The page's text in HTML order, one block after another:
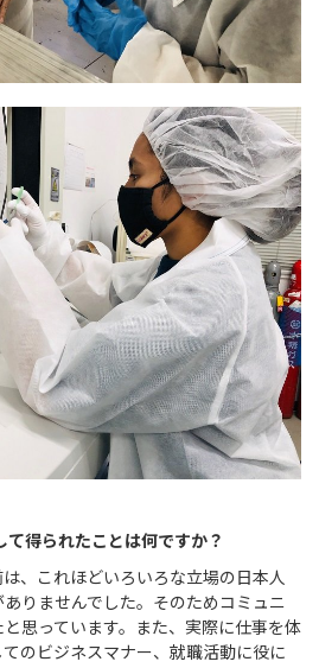
得られたことは何ですか？
、これほどいろいろな立場の日本人
りませんでした。そのためコミュニ
思っています。また、実際に仕事を体
のビジネスマナー、就職活動に役に